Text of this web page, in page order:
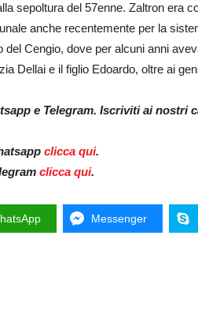
sepoltura del 57enne. Zaltron era
anche recentemente per la
del Cengio, dove per alcuni anni
Dellai e il figlio Edoardo, oltre ai
e Telegram. Iscriviti ai nostri
clicca qui.
clicca qui.
Messenger